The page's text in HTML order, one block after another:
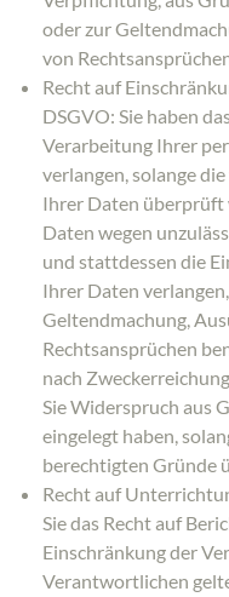
oder zur
von
Recht auf
DSGVO: Sie haben
Verarbeitung Ihrer
verlangen, solange
Ihrer Daten überprüft
Daten wegen
und stattdessen die
Ihrer Daten
Geltendmachung,
Rechtsansprüchen
nach
Sie Widerspruch aus
eingelegt haben,
berechtigten Gründe
Recht auf
Sie das Recht auf
Einschränkung der
Verantwortlichen